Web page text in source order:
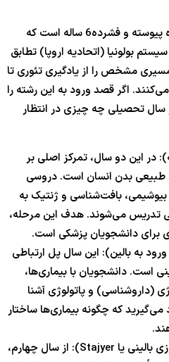
تحصیل پزشکی در ترکیه یک دوره پیوسته و فشرده6 ساله است که
بولونیا (اتحادیه اروپا) تطابق
مشخص را از یادگیری تئوری تا
اگر قصد ورود به این رشته را
سال تحصیلی چه چیزی در انتظار
در این دو سال، تمرکز اصلی بر
طبیعی بدن انسان است. دروسی
بیوشیمی، بافت‌شناسی و ژنتیک به
تدریس می‌شوند. هدف این مرحله،
برای دانشجویان پزشکی است.
به بالین): این سال پل ارتباطی
است. دانشجویان با بیماری‌ها،
(داروشناسی) و پاتولوژی آشنا
که چگونه بیماری‌ها ساختار
سال چهارم و پنجم (کارآموزی بالینی یا Stajyer): از سال چهارم،